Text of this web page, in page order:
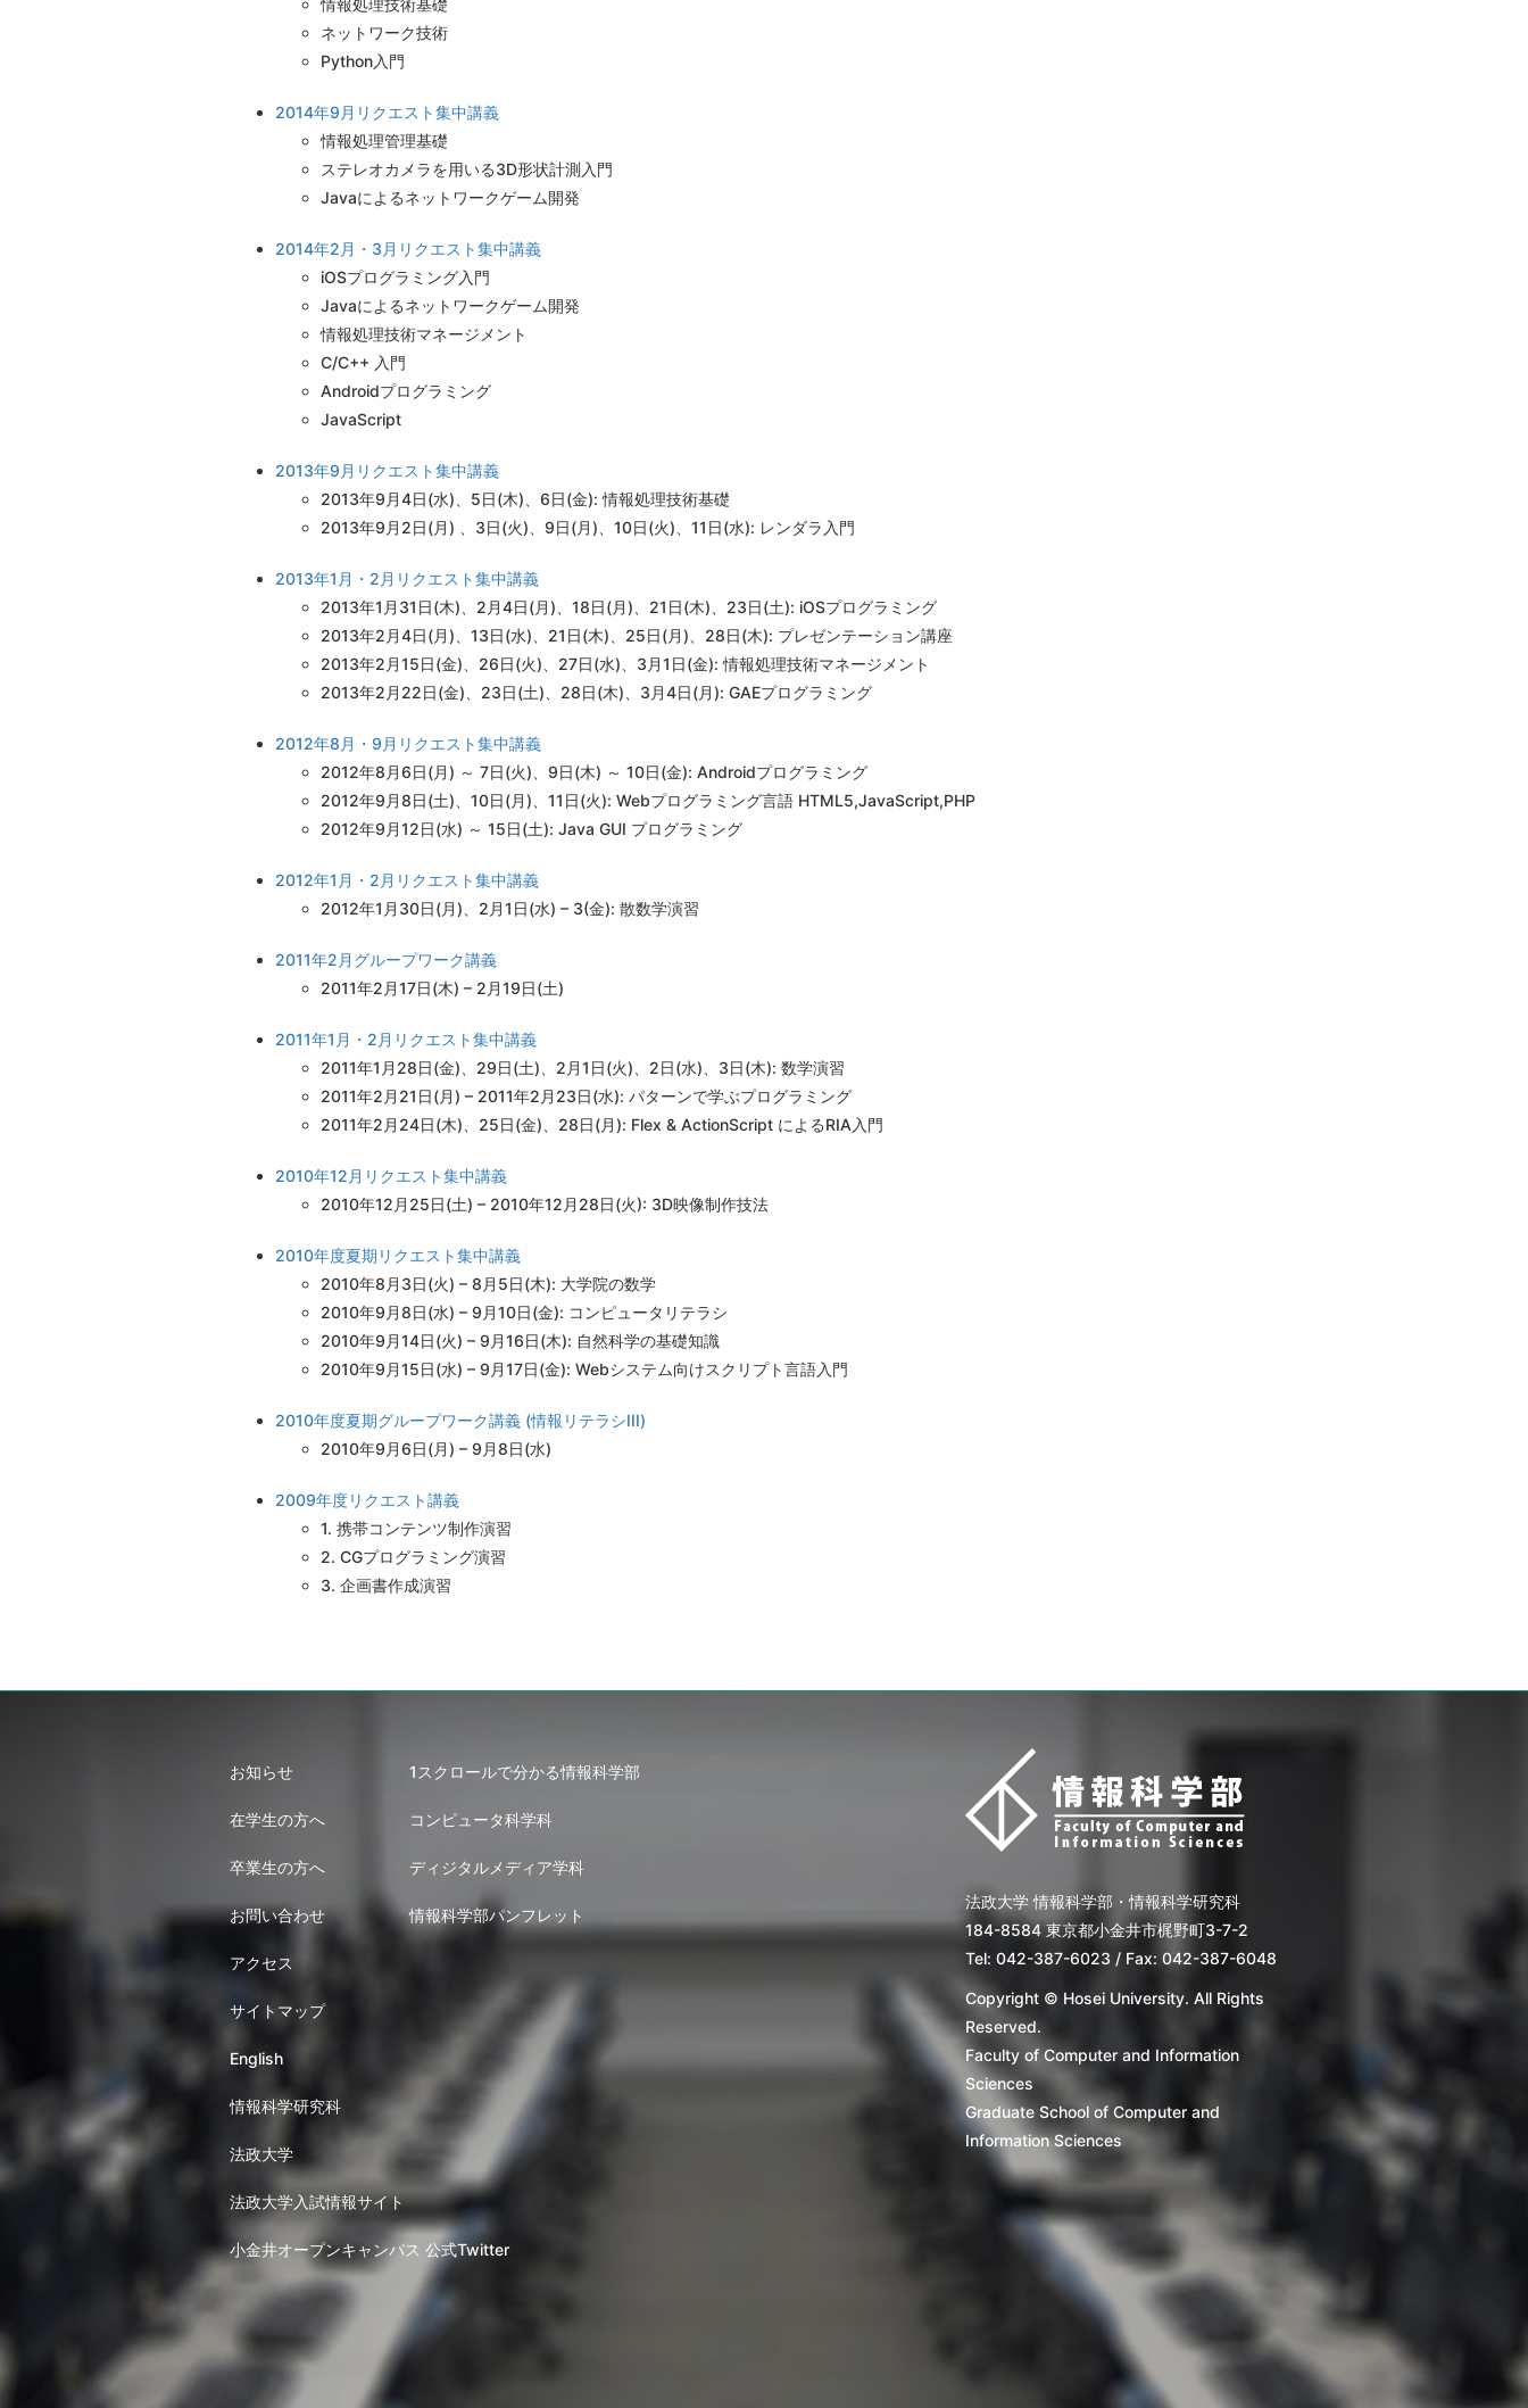
情報処理技術基礎
ネットワーク技術
Python入門
2014年9月リクエスト集中講義
情報処理管理基礎
ステレオカメラを用いる3D形状計測入門
Javaによるネットワークゲーム開発
2014年2月・3月リクエスト集中講義
iOSプログラミング入門
Javaによるネットワークゲーム開発
情報処理技術マネージメント
C/C++ 入門
Androidプログラミング
JavaScript
2013年9月リクエスト集中講義
2013年9月4日(水)、5日(木)、6日(金): 情報処理技術基礎
2013年9月2日(月) 、3日(火)、9日(月)、10日(火)、11日(水): レンダラ入門
2013年1月・2月リクエスト集中講義
2013年1月31日(木)、2月4日(月)、18日(月)、21日(木)、23日(土): iOSプログラミング
2013年2月4日(月)、13日(水)、21日(木)、25日(月)、28日(木): プレゼンテーション講座
2013年2月15日(金)、26日(火)、27日(水)、3月1日(金): 情報処理技術マネージメント
2013年2月22日(金)、23日(土)、28日(木)、3月4日(月): GAEプログラミング
2012年8月・9月リクエスト集中講義
2012年8月6日(月) ～ 7日(火)、9日(木) ～ 10日(金): Androidプログラミング
2012年9月8日(土)、10日(月)、11日(火): Webプログラミング言語 HTML5,JavaScript,PHP
2012年9月12日(水) ～ 15日(土): Java GUI プログラミング
2012年1月・2月リクエスト集中講義
2012年1月30日(月)、2月1日(水) – 3(金): 散数学演習
2011年2月グループワーク講義
2011年2月17日(木) – 2月19日(土)
2011年1月・2月リクエスト集中講義
2011年1月28日(金)、29日(土)、2月1日(火)、2日(水)、3日(木): 数学演習
2011年2月21日(月) – 2011年2月23日(水): パターンで学ぶプログラミング
2011年2月24日(木)、25日(金)、28日(月): Flex & ActionScript によるRIA入門
2010年12月リクエスト集中講義
2010年12月25日(土) – 2010年12月28日(火): 3D映像制作技法
2010年度夏期リクエスト集中講義
2010年8月3日(火) – 8月5日(木): 大学院の数学
2010年9月8日(水) – 9月10日(金): コンピュータリテラシ
2010年9月14日(火) – 9月16日(木): 自然科学の基礎知識
2010年9月15日(水) – 9月17日(金): Webシステム向けスクリプト言語入門
2010年度夏期グループワーク講義 (情報リテラシIII)
2010年9月6日(月) – 9月8日(水)
2009年度リクエスト講義
1. 携帯コンテンツ制作演習
2. CGプログラミング演習
3. 企画書作成演習
お知らせ
在学生の方へ
卒業生の方へ
お問い合わせ
アクセス
サイトマップ
English
1スクロールで分かる情報科学部
コンピュータ科学科
ディジタルメディア学科
情報科学部パンフレット
情報科学研究科
法政大学
法政大学入試情報サイト
小金井オープンキャンパス 公式Twitter
法政大学 情報科学部・情報科学研究科
184-8584 東京都小金井市梶野町3-7-2
Tel: 042-387-6023 / Fax: 042-387-6048
Copyright © Hosei University. All Rights
Reserved.
Faculty of Computer and Information
Sciences
Graduate School of Computer and
Information Sciences